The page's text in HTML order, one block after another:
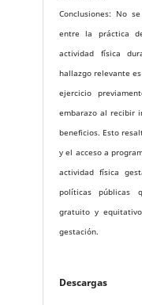
Conclusiones: No
entre la práctica
actividad física
hallazgo relevante
ejercicio
embarazo al recibir
beneficios. Esto
y el acceso a
actividad física
políticas públicas
gratuito y
gestación.
Descargas